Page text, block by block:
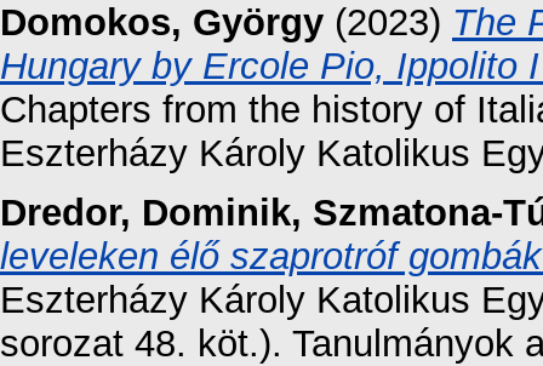
Domokos, György (2023) The
Hungary by Ercole Pio, Ippolito
Chapters from the history of
Eszterházy Károly Katolikus
Dredor, Dominik, Szmatona-
leveleken élő szaprotróf
Eszterházy Károly Katolikus
sorozat 48. köt.). Tanulmányok